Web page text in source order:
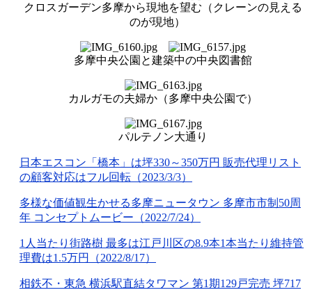
クロスガーデン多摩から現地を望む（クレーンの見える
のが現地）
多摩中央公園と建築中の中央図書館
カルガモの夫婦か（多摩中央公園で）
パルテノン大通り
日本エスコン「橋本」は坪330～350万円 販売代理リスト
の顧客対応はフル回転（2023/3/3）
多様な価値観生かせる多摩ニュータウン 多摩市市制50周
年 コンセプトムービー（2022/7/24）
1人当たり街路樹 最多は江戸川区の8.9本1本当たり維持管
理費は1.5万円（2022/8/17）
相鉄不・東急 横浜駅直結タワマン 第1期129戸完売 坪717